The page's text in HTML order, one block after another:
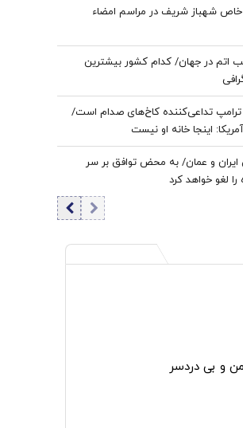
خاص شهباز شریف در مراسم امضاء
بمب اتم در جهان/ کدام کشور بیشترین
تداعی‌کننده کاخ‌های صدام است/
اینجا خانه او نیست
ایران و عمان/ به محض توافق بر سر